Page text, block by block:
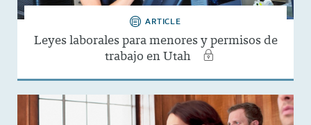
ARTICLE
Leyes laborales para menores y permisos de
trabajo en Utah